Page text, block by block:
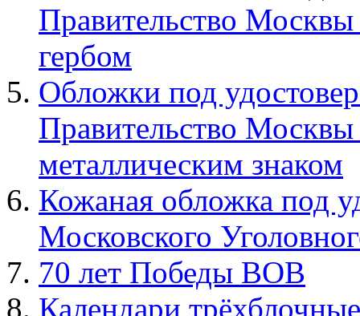
Правительство
гербом
Обложки под
Правительство
металлическим знаком
Кожаная обложка под
Московского
70 лет Победы ВОВ
Календари